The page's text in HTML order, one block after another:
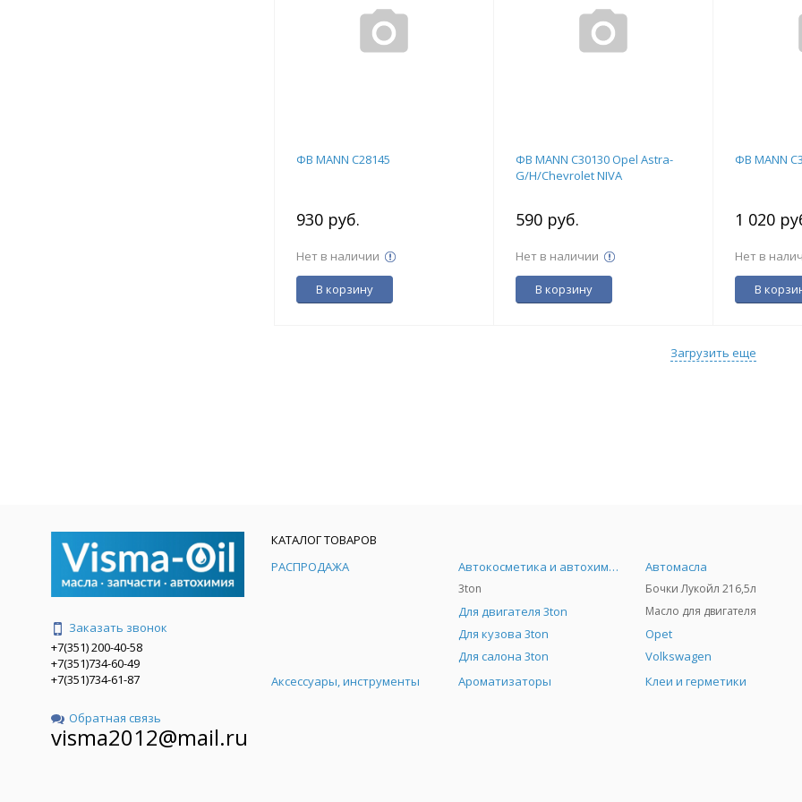
ФВ MANN C28145
930 руб.
Нет в наличии
В корзину
ФВ MANN C30130 Opel Astra-
G/H/Chevrolet NIVA
590 руб.
Нет в наличии
В корзину
ФВ MANN
1 020
Нет в
В
Загрузить еще
Заказать звонок
+7(351) 200-40-58
+7(351)734-60-49
+7(351)734-61-87
Обратная связь
visma2012@mail.ru
КАТАЛОГ ТОВАРОВ
РАСПРОДАЖА
Автокосметика и автохимия
3ton
Для двигателя 3ton
Для кузова 3ton
Для салона 3ton
Автомасла
Бочки Лукойл 216,5л
Масло для двигателя
Opet
Volkswagen
Аксессуары, инструменты
Ароматизаторы Клеи и герметики